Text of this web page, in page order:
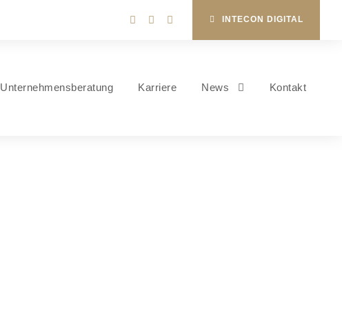
INTECON DIGITAL
Unternehmensberatung Karriere News Kontakt